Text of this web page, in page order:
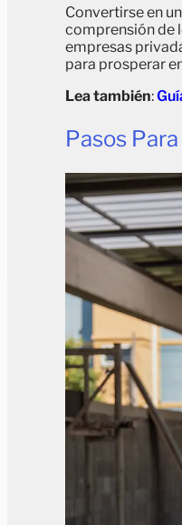
Convertirse en
comprensión de
empresas
para prosperar
Lea también:
Pasos